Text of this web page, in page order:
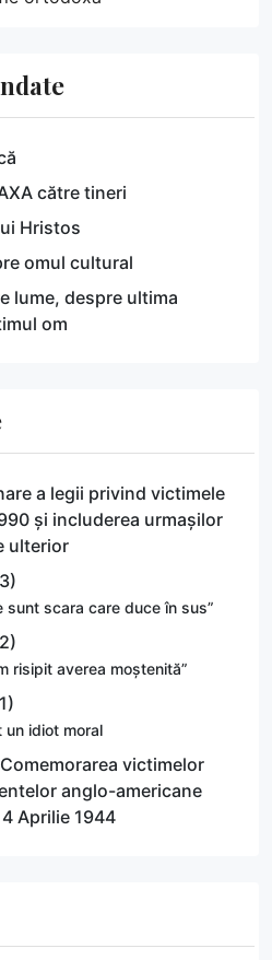
către tineri
Hristos
omul cultural
lume, despre ultima
om
a legii privind victimele
și includerea urmașilor
ulterior
sunt scara care duce în sus”
risipit averea moștenită”
un idiot moral
victimelor
anglo-americane
Aprilie 1944